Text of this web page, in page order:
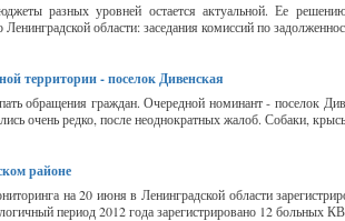
разных уровней остается актуальной. Ее
области: заседания комиссий по
территории - поселок Дивенская
обращения граждан. Очередной номинант - поселок
очень редко, после неоднократных жалоб. Собаки,
районе
на 20 июня в Ленинградской области
период 2012 года зарегистрировано 12 больных